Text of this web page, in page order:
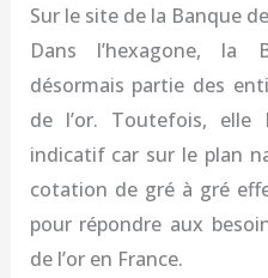
Sur le site de la Banque
Dans l’hexagone, la
désormais partie des
de l’or. Toutefois,
indicatif car sur le plan
cotation de gré à gré
pour répondre aux
de l’or en France.